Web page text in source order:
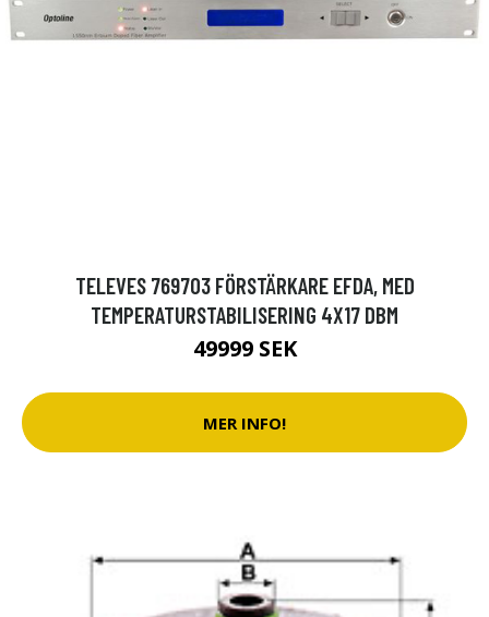
TELEVES 769703 FÖRSTÄRKARE EFDA, MED
TEMPERATURSTABILISERING 4X17 DBM
49999 SEK
MER INFO!